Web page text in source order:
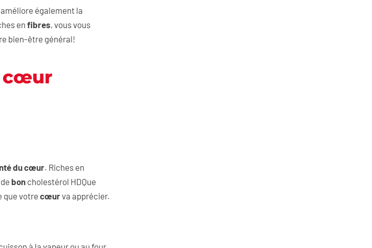
également la
en fibres, vous vous
bien-être général!
cœur
du cœur. Riches en
bon cholestérol HDQue
que votre cœurva apprécier.